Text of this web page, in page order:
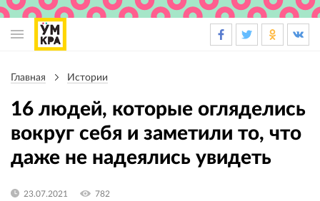
навигации
Главная Истории
16 людей, которые огляделись
вокруг себя и заметили то, что
даже не надеялись увидеть
23.07.2021 782